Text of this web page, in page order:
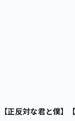
【正反対な君と僕